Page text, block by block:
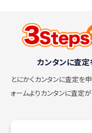
カンタンに査定
とにかくカンタンに査定を
ォームよりカンタンに査定